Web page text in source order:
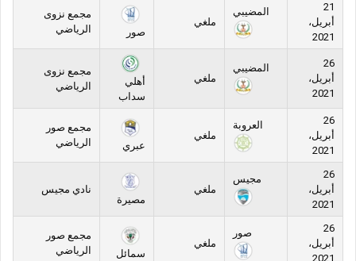
21
أبريل،
2021
المضيبي
ملغي
صور
مجمع نزوى
الرياضي
26
أبريل،
2021
المضيبي
ملغي
أهلي
سداب
مجمع نزوى
الرياضي
26
أبريل،
2021
العروبة
ملغي
عبري
مجمع صور
الرياضي
26
أبريل،
2021
مجيس
ملغي
مصيرة
نادي مجيس
26
أبريل،
2021
صور
ملغي
سمائل
مجمع صور
الرياضي